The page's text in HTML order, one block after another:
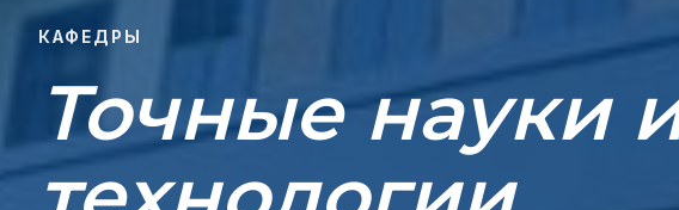
КАФЕДРЫ
Точные науки